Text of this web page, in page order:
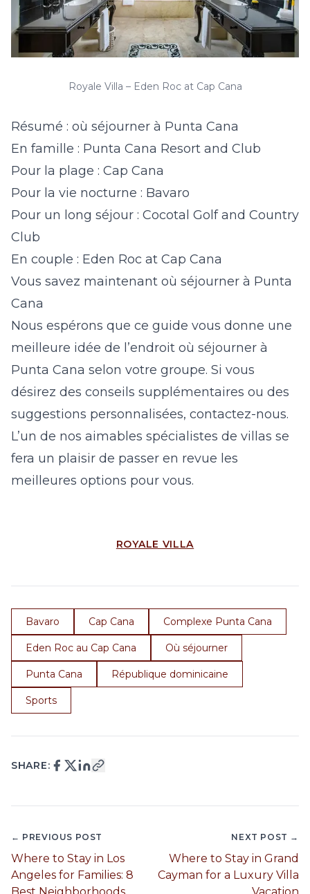
Royale Villa – Eden Roc at Cap Cana
Résumé : où séjourner à Punta Cana
En famille : Punta Cana Resort and Club
Pour la plage : Cap Cana
Pour la vie nocturne : Bavaro
Pour un long séjour : Cocotal Golf and Country
Club
En couple : Eden Roc at Cap Cana
Vous savez maintenant où séjourner à Punta
Cana
Nous espérons que ce guide vous donne une
meilleure idée de l’endroit où séjourner à
Punta Cana selon votre groupe. Si vous
désirez des conseils supplémentaires ou des
suggestions personnalisées, contactez-nous.
L’un de nos aimables spécialistes de villas se
fera un plaisir de passer en revue les
meilleures options pour vous.
ROYALE VILLA
Bavaro Cap Cana Complexe Punta Cana
Eden Roc au Cap Cana Où séjourner
Punta Cana République dominicaine
Sports
SHARE:
← PREVIOUS POST
Where to Stay in Los
Angeles for Families: 8
NEXT POST →
Where to Stay in Grand
Cayman for a Luxury Villa